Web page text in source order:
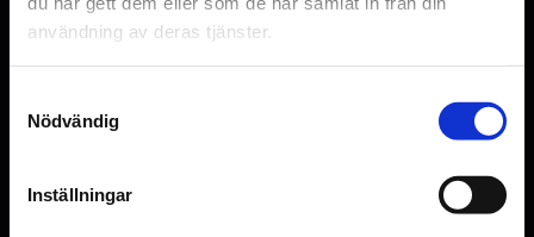
användning av deras tjänster.
Nödvändig
Inställningar
Distributör
SF/Sony